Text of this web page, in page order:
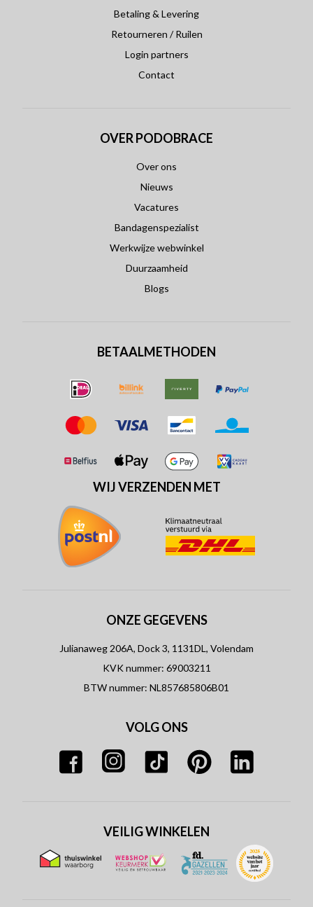
Betaling & Levering
Retourneren / Ruilen
Login partners
Contact
OVER PODOBRACE
Over ons
Nieuws
Vacatures
Bandagenspezialist
Werkwijze webwinkel
Duurzaamheid
Blogs
BETAALMETHODEN
WIJ VERZENDEN MET
ONZE GEGEVENS
Julianaweg 206A, Dock 3, 1131DL, Volendam
KVK nummer: 69003211
BTW nummer: NL857685806B01
VOLG ONS
VEILIG WINKELEN